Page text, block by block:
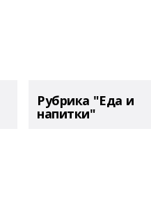
Рубрика "Еда и
напитки"